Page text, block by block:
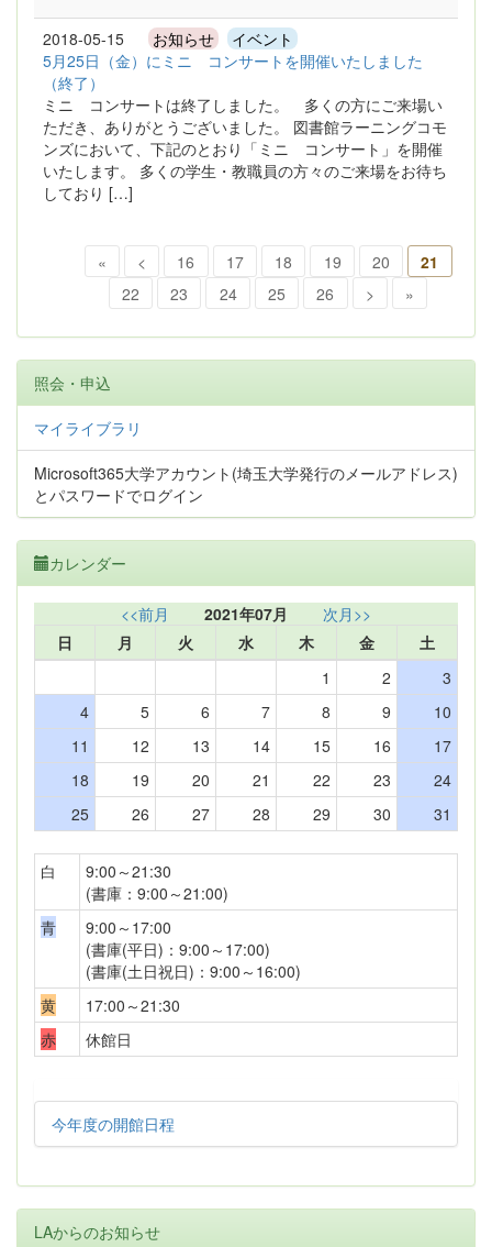
2018-05-15 お知らせ イベント
5月25日（金）にミニ コンサートを開催いたしました
（終了）
ミニ コンサートは終了しました。 多くの方にご来場い
ただき、ありがとうございました。 図書館ラーニングコモ
ンズにおいて、下記のとおり「ミニ コンサート」を開催
いたします。 多くの学生・教職員の方々のご来場をお待ち
しており […]
« < 16 17 18 19 20
21
22
23 24 25 26 > »
照会・申込
マイライブラリ
Microsoft365大学アカウント(埼玉大学発行のメールアドレス)
とパスワードでログイン
カレンダー
<<前月 2021年07月
次月>>
日
月 火 水 木 金
土
1
2
3
4
5 6 7 8 9
10
11
12 13 14 15 16
17
18
19 20 21 22 23
24
25
26 27 28 29 30 31
白
9:00～21:30
(書庫：9:00～21:00)
青
9:00～17:00
(書庫(平日)：9:00～17:00)
(書庫(土日祝日)：9:00～16:00)
黄
17:00～21:30
赤
休館日
今年度の開館日程
LAからのお知らせ